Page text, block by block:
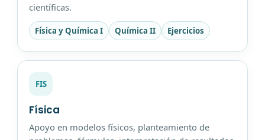
científicas.
Física y Química I Química II Ejercicios
FIS
Física
Apoyo en modelos físicos, planteamiento de